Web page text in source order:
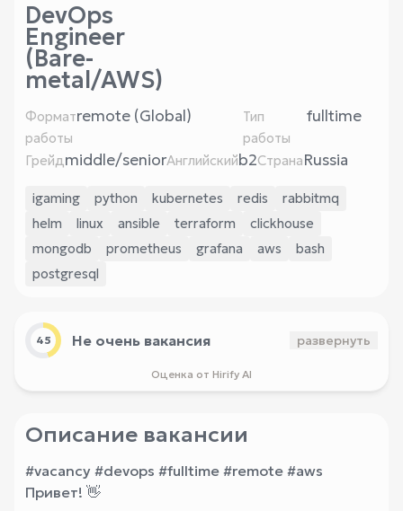
DevOps
Engineer
(Bare-
metal/AWS)
Формат
работы
remote (Global)
Тип
работы
fulltime
Грейдmiddle/seniorАнглийскийb2СтранаRussia
igaming python kubernetes redis
rabbitmq
helm
linux ansible terraform
clickhouse
mongodb
prometheus grafana aws
bash
postgresql
45 Не очень вакансия развернуть
Оценка от Hirify AI
Описание вакансии
#vacancy #devops #fulltime #remote #aws
Привет! 👋